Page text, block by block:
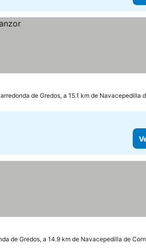
de Gredos, a 15.1 km de Navacepedilla
de Gredos, a 14.9 km de Navacepedilla de